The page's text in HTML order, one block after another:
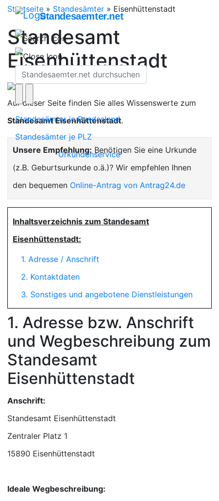
Standesaemter.net
Standesämter je Bundesland
Standesämter je PLZ
Urkundenservice
Startseite » Standesämter » Eisenhüttenstadt
Standesamt
Eisenhüttenstadt
Auf dieser Seite finden Sie alles Wissenswerte zum
Standesamt Eisenhüttenstadt.
Unsere Empfehlung: Benötigen Sie eine Urkunde
(z.B. Geburtsurkunde o.ä.)? Wir empfehlen Ihnen
den bequemen Online-Antrag von Antrag24.de
Inhaltsverzeichnis zum Standesamt
Eisenhüttenstadt:
1. Adresse / Anschrift
2. Kontaktdaten
3. Sonstiges und angebotene Dienstleistungen
1. Adresse bzw. Anschrift
und Wegbeschreibung zum
Standesamt
Eisenhüttenstadt
Anschrift:
Standesamt Eisenhüttenstadt
15890 Eisenhüttenstadt
Ideale Wegbeschreibung: